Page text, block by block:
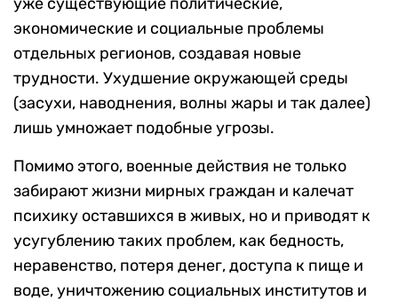
экономические и социальные проблемы
отдельных регионов, создавая новые
трудности. Ухудшение окружающей среды
(засухи, наводнения, волны жары и так далее)
лишь умножает подобные угрозы.
Помимо этого, военные действия не только
забирают жизни мирных граждан и калечат
психику оставшихся в живых, но и приводят к
усугублению таких проблем, как бедность,
неравенство, потеря денег, доступа к пище и
воде, уничтожению социальных институтов и